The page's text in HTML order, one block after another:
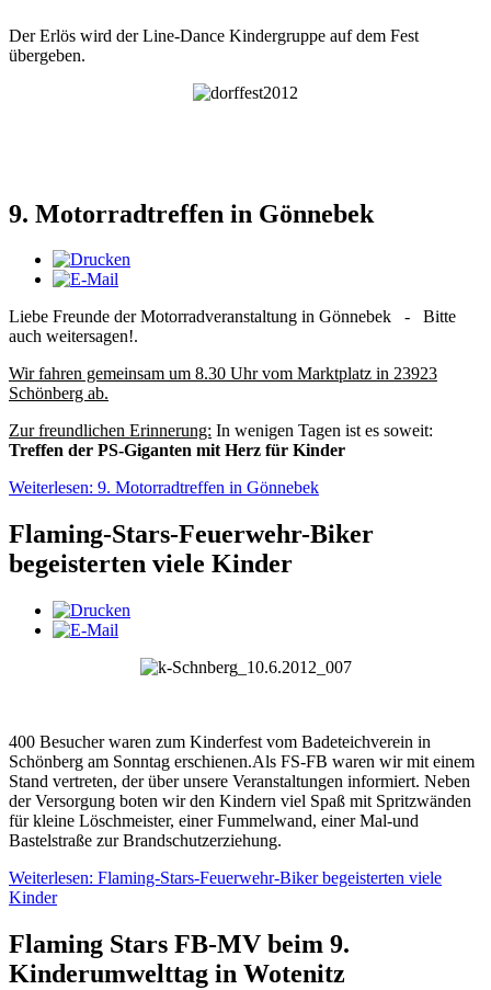
Der Erlös wird der Line-Dance Kindergruppe auf dem Fest
übergeben.
9. Motorradtreffen in Gönnebek
Liebe Freunde der Motorradveranstaltung in Gönnebek - Bitte
auch weitersagen!.
Wir fahren gemeinsam um 8.30 Uhr vom Marktplatz in 23923
Schönberg ab.
Zur freundlichen Erinnerung: In wenigen Tagen ist es soweit:
Treffen der PS-Giganten mit Herz für Kinder
Weiterlesen: 9. Motorradtreffen in Gönnebek
Flaming-Stars-Feuerwehr-Biker
begeisterten viele Kinder
400 Besucher waren zum Kinderfest vom Badeteichverein in
Schönberg am Sonntag erschienen.Als FS-FB waren wir mit einem
Stand vertreten, der über unsere Veranstaltungen informiert. Neben
der Versorgung boten wir den Kindern viel Spaß mit Spritzwänden
für kleine Löschmeister, einer Fummelwand, einer Mal-und
Bastelstraße zur Brandschutzerziehung.
Weiterlesen: Flaming-Stars-Feuerwehr-Biker begeisterten viele
Kinder
Flaming Stars FB-MV beim 9.
Kinderumwelttag in Wotenitz